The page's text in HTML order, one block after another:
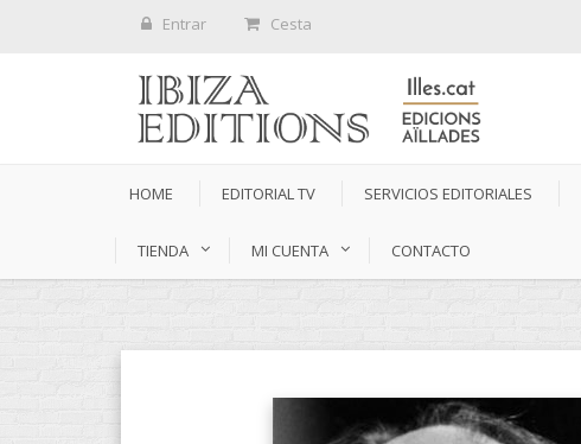
Entrar Cesta
HOME EDITORIAL TV SERVICIOS EDITORIALES
TIENDA MI CUENTA CONTACTO